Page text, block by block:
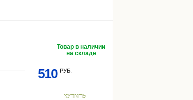
Товар в наличии
на складе
510 РУБ.
КУПИТЬ